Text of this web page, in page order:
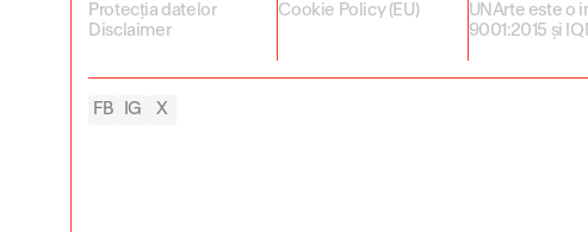
Protecția datelor
Disclaimer
Cookie Policy (EU)
UNArte este o
9001:2015 și
FB IG X